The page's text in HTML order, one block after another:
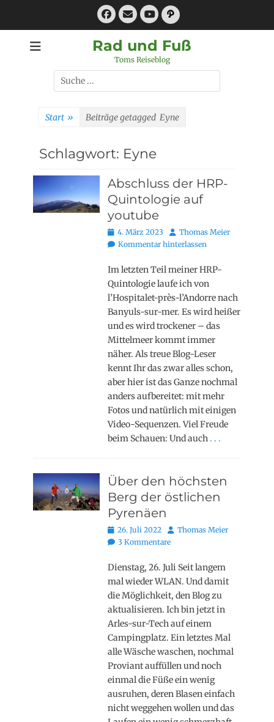
Facebook
E-
MailYouTube
Pfad
Rad und Fuß
Toms Reiseblog
Suchen
nach:
Start » Beiträge getagged Eyne
Schlagwort: Eyne
Abschluss der HRP-
Quintologie auf
youtube
Posted
on
4. März 2023 AutorThomas Meier
Kommentar hinterlassen
Im letzten Teil meiner HRP-
Quintologie laufe ich von
l’Hospitalet-près-l’Andorre nach
Banyuls-sur-mer. Es wird heißer
und es wird trockener – das
Mittelmeer kommt immer
näher. Als treue Blog-Leser
kennt Ihr das zwar alles schon,
aber hier ist das Ganze nochmal
anders aufbereitet: mit mehr
Fotos und natürlich mit einigen
Video-Sequenzen. Viel Freude
beim Schauen: Und auch . . .
Über den höchsten
Berg der östlichen
Pyrenäen
Posted
on
26. Juli 2022 AutorThomas Meier
3 Kommentare
Dienstag, 26. Juli Seit langem
mal wieder WLAN. Und damit
die Möglichkeit, den Blog zu
aktualisieren. Ich bin jetzt in
Arles-sur-Tech auf einem
Campingplatz. Ein letztes Mal
alle Wäsche waschen, nochmal
Proviant auffüllen und noch
einmal die Füße ein wenig
ausruhen, deren Blasen einfach
nicht weggehen wollen und das